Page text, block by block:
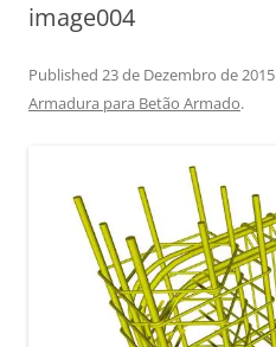
image004
Published 23 de Dezembro de 2015
Armadura para Betão Armado.